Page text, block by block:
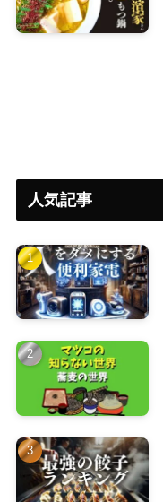
人気記事